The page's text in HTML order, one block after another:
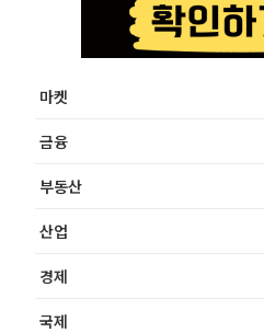
마켓
금융
부동산
산업
경제
국제